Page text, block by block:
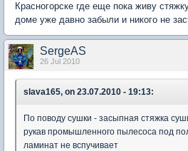
Красногорске где еще пока живу
доме уже давно забыли и никого не
SergeAS
26 Jul 2010
slava165, on 23.07.2010 - 19:13:
По поводу сушки - засыпная стяжка
рукав промышленного пылесоса под
ламинат не вспучивает